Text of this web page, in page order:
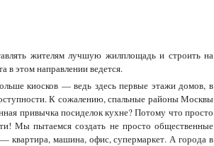
жителям лучшую жилплощадь и строить на
в этом направлении ведется.
киосков — ведь здесь первые этажи домов, в
К сожалению, спальные районы Москвы
привычка посиделок кухне? Потому что просто
Мы пытаемся создать не просто общественные
квартира, машина, офис, супермаркет. А города в